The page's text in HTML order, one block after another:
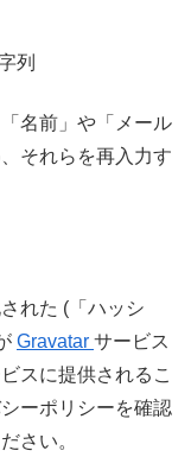
列
名前」や「メール
それらを再入力す
れた (「ハッシ
Gravatar サービス
スに提供されるこ
ーポリシーを確認
さい。